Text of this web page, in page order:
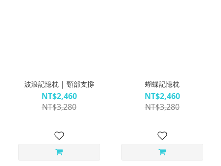
波浪記憶枕 | 頸部支撐
NT$2,460
NT$3,280
蝴蝶記憶枕
NT$2,460
NT$3,280